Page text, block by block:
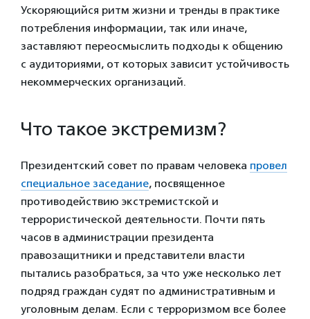
Ускоряющийся ритм жизни и тренды в практике
потребления информации, так или иначе,
заставляют переосмыслить подходы к общению
с аудиториями, от которых зависит устойчивость
некоммерческих организаций.
Что такое экстремизм?
Президентский совет по правам человека провел
специальное заседание, посвященное
противодействию экстремистской и
террористической деятельности. Почти пять
часов в администрации президента
правозащитники и представители власти
пытались разобраться, за что уже несколько лет
подряд граждан судят по административным и
уголовным делам. Если с терроризмом все более